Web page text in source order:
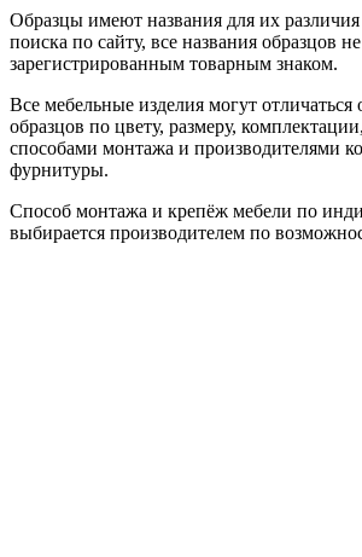
Образцы имеют названия для их
поиска по сайту, все названия образцов
зарегистрированным товарным знаком.
Все мебельные изделия могут отличаться
образцов по цвету, размеру,
способами монтажа и производителями
фурнитуры.
Способ монтажа и крепёж мебели по
выбирается производителем по